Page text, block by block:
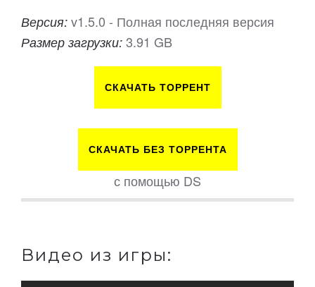
Версия: v1.5.0 - Полная последняя версия
Размер загрузки: 3.91 GB
СКАЧАТЬ ТОРРЕНТ
СКАЧАТЬ БЕЗ ТОРРЕНТА
с помощью DS
Видео из игры: